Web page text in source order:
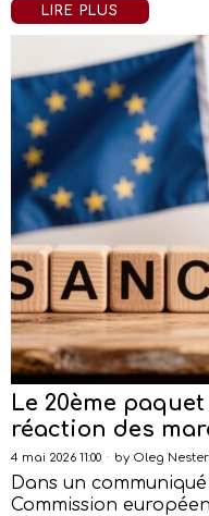
LIRE PLUS
Le 20ème
réaction des
4 mai 2026 11:00 by Oleg
Dans un
Commission